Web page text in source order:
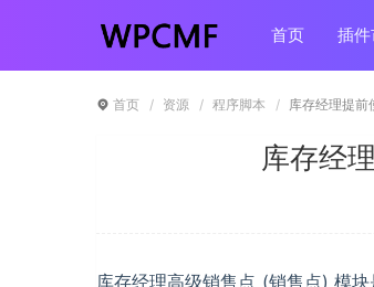
首页 插
首页 资源 程序脚本 库存经理提
库存经
库存经理高级销售点 (销售点) 模